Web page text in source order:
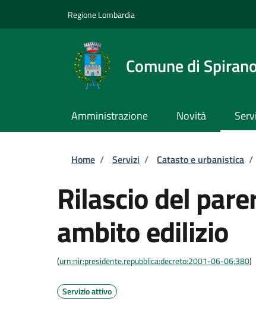
Regione Lombardia
Comune di
Amministrazione Novità
Briciole di pane
Home / Servizi / Catasto e urbanistica /
Rilascio del
ambito edilizio
(urn:nir:presidente.repubblica:decreto:2001-06-06;380)
Servizio attivo